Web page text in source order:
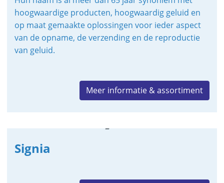
hoogwaardige producten, hoogwaardig geluid en
op maat gemaakte oplossingen voor ieder aspect
van de opname, de verzending en de reproductie
van geluid.
Meer informatie & assortiment
Signia